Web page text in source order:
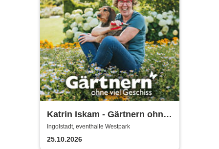
Katrin Iskam - Gärtnern ohne
viel Geschiss
Ingolstadt, eventhalle Westpark
25.10.2026